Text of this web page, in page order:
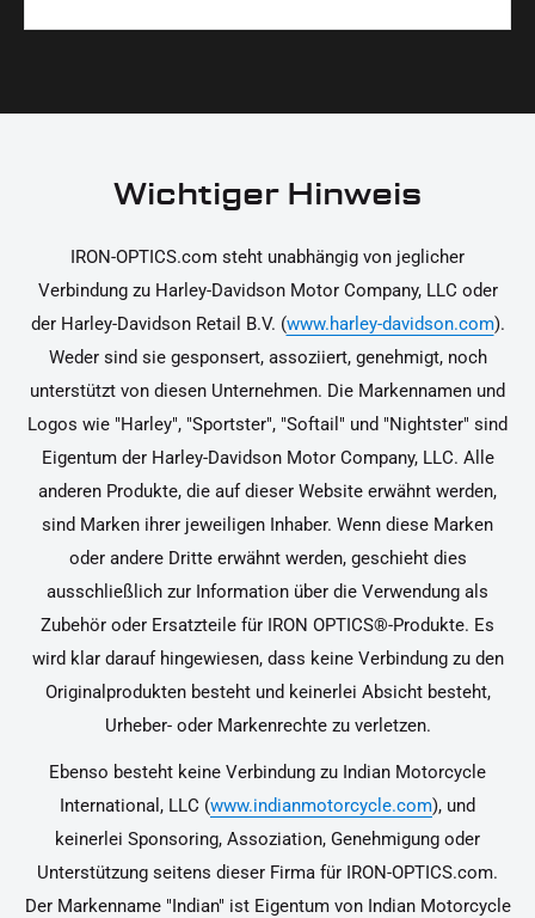
korrekt an deinem Motorrad zu installieren.
Ja, du kannst die Teile innerhalb von 14 Tagen
Rücksendung findest du in unseren
Wichtiger Hinweis
IRON-OPTICS.com steht unabhängig von jeglicher
Verbindung zu Harley-Davidson Motor Company, LLC oder
der Harley-Davidson Retail B.V. (www.harley-davidson.com).
Weder sind sie gesponsert, assoziiert, genehmigt, noch
unterstützt von diesen Unternehmen. Die Markennamen und
Logos wie "Harley", "Sportster", "Softail" und "Nightster" sind
Eigentum der Harley-Davidson Motor Company, LLC. Alle
anderen Produkte, die auf dieser Website erwähnt werden,
sind Marken ihrer jeweiligen Inhaber. Wenn diese Marken
oder andere Dritte erwähnt werden, geschieht dies
ausschließlich zur Information über die Verwendung als
Zubehör oder Ersatzteile für IRON OPTICS®-Produkte. Es
wird klar darauf hingewiesen, dass keine Verbindung zu den
Originalprodukten besteht und keinerlei Absicht besteht,
Urheber- oder Markenrechte zu verletzen.
Ebenso besteht keine Verbindung zu Indian Motorcycle
International, LLC (www.indianmotorcycle.com), und
keinerlei Sponsoring, Assoziation, Genehmigung oder
Unterstützung seitens dieser Firma für IRON-OPTICS.com.
Der Markenname "Indian" ist Eigentum von Indian Motorcycle